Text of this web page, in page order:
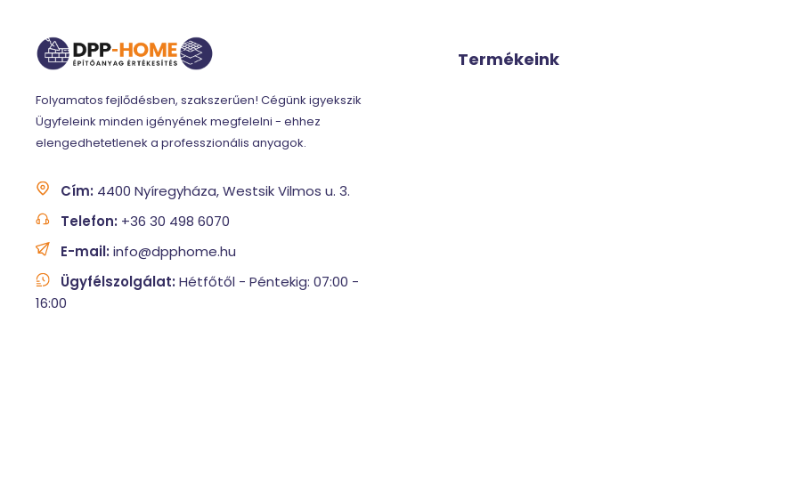
Folyamatos fejlődésben, szakszerűen! Cégünk igyekszik
Ügyfeleink minden igényének megfelelni - ehhez
elengedhetetlenek a professzionális anyagok.
Cím: 4400 Nyíregyháza, Westsik Vilmos u. 3.
Telefon: +36 30 498 6070
E-mail: info@dpphome.hu
Ügyfélszolgálat: Hétfőtől - Péntekig: 07:00 -
16:00
Termékeink